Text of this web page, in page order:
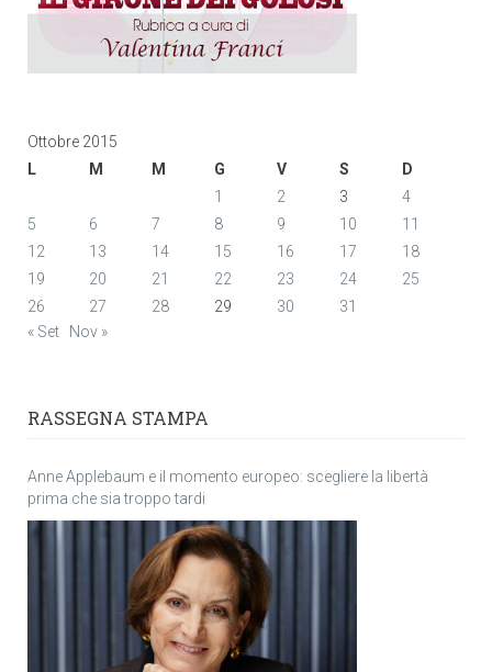
Ottobre 2015
L
M M G V S
D
1
2 3
4
5
6 7 8 9 10
11
12
13 14 15 16 17
18
19
20 21 22 23 24
25
26
27 28 29 30
31
« Set
Nov »
RASSEGNA STAMPA
Anne Applebaum e il momento europeo: scegliere la libertà
prima che sia troppo tardi